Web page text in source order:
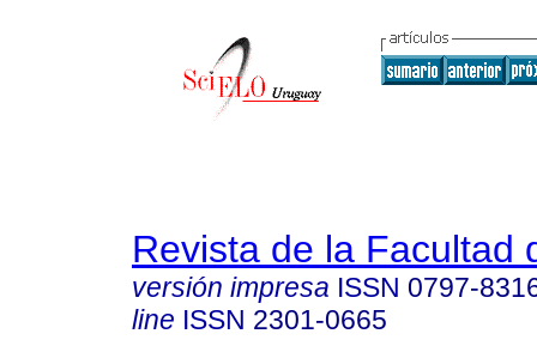
Revista de la Facultad
versión impresa ISSN 0797-
line ISSN 2301-0665